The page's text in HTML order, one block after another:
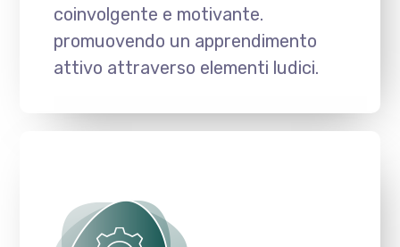
coinvolgente e motivante.
promuovendo un apprendimento
attivo attraverso elementi ludici.